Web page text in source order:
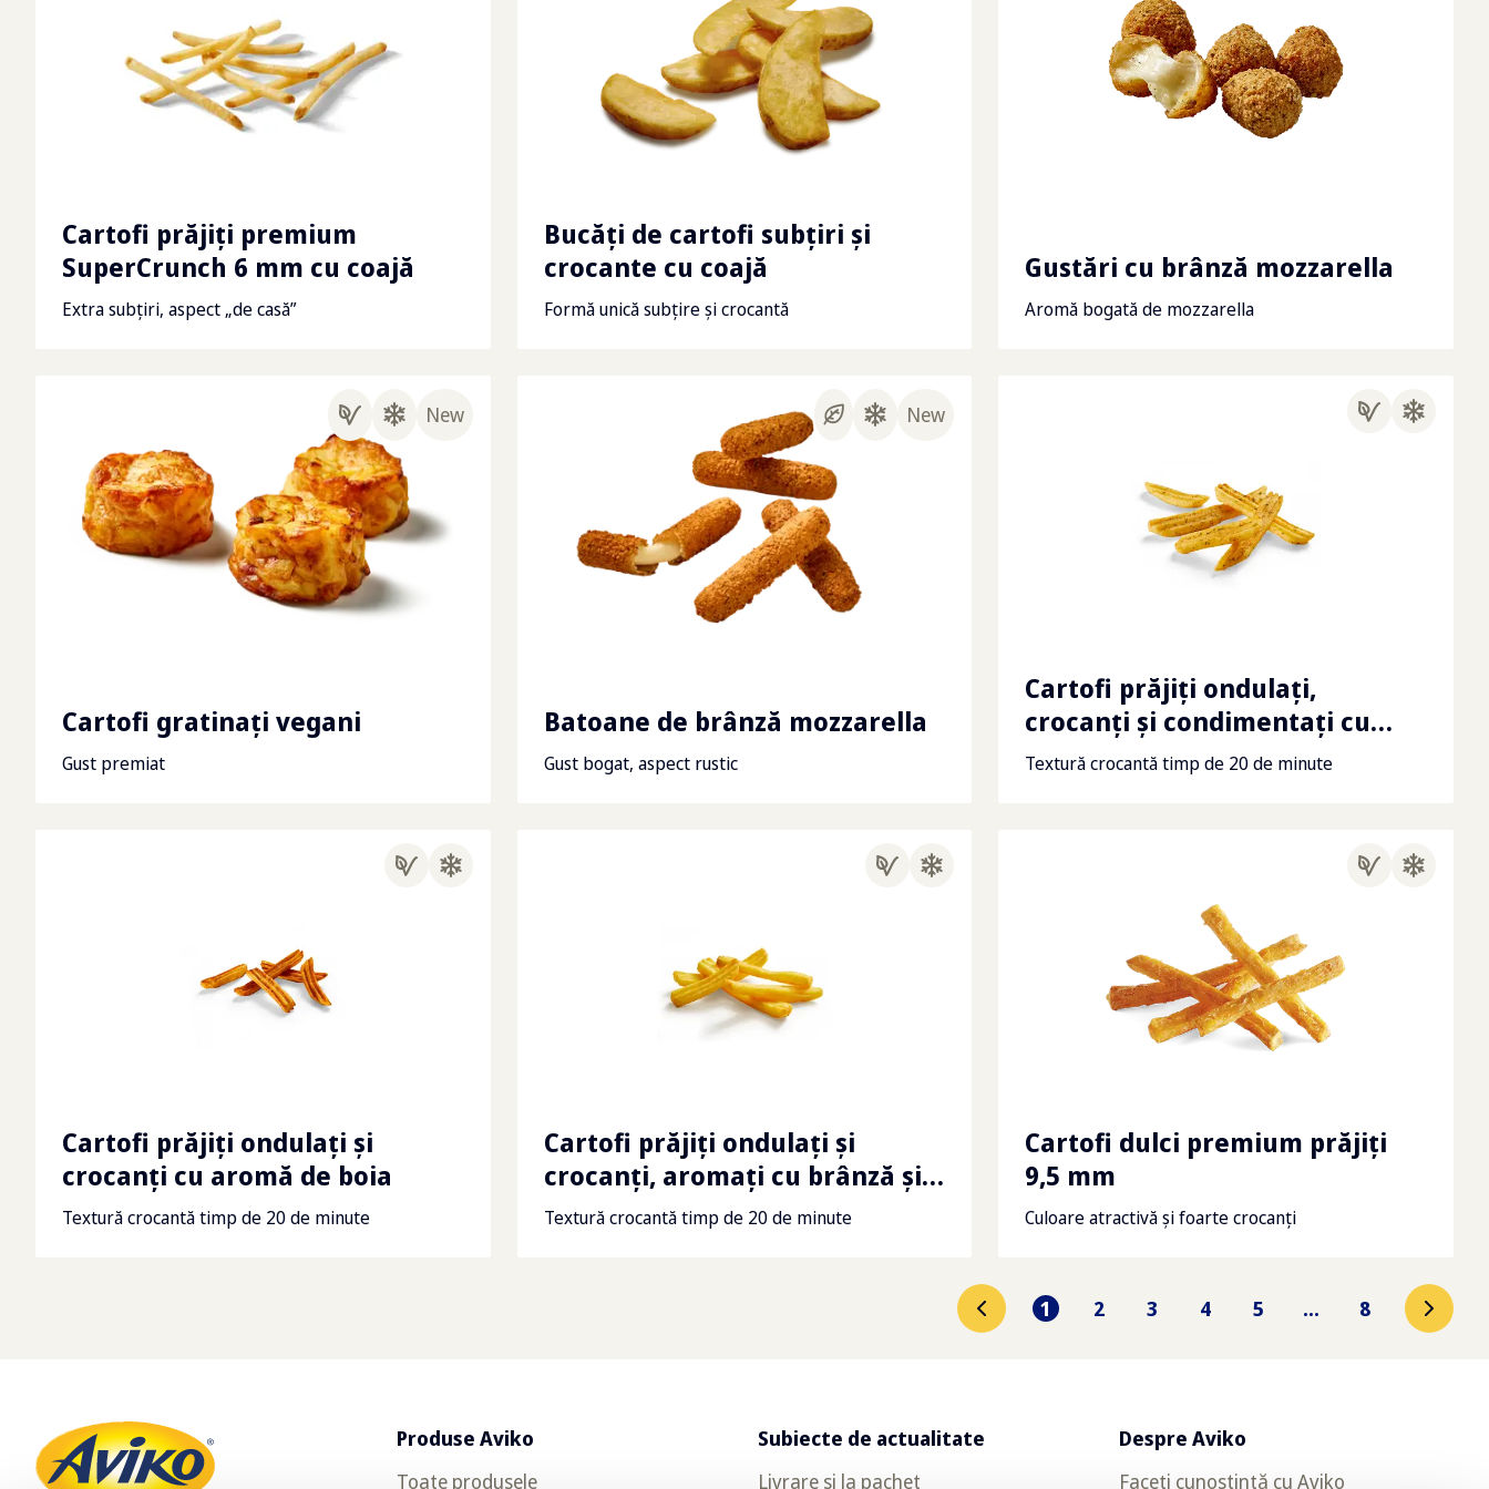
Cartofi prăjiţi premium
SuperCrunch 6 mm cu coajă
Extra subțiri, aspect „de casă”
Bucăți de cartofi subțiri și
crocante cu coajă
Formă unică subțire și crocantă
Gustări cu brânză mozzarella
Aromă bogată de mozzarella
New
Cartofi gratinați vegani
Gust premiat
New
Batoane de brânză mozzarella
Gust bogat, aspect rustic
Cartofi prăjiți ondulați,
crocanți și condimentați cu
usturoi și ierburi aromate
Textură crocantă timp de 20 de minute
Cartofi prăjiți ondulați și
crocanți cu aromă de boia
Textură crocantă timp de 20 de minute
Cartofi prăjiți ondulați și
crocanți, aromați cu brânză și
ceapă
Textură crocantă timp de 20 de minute
Cartofi dulci premium prăjiţi
9,5 mm
Culoare atractivă și foarte crocanți
1 2 3 4 5 ... 8
Produse Aviko
Toate produsele
Subiecte de actualitate
Livrare și la pachet
Despre Aviko
Faceți cunoștință cu Aviko